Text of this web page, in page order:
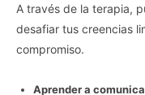
A través de la terapia,
desafiar tus creencias
compromiso.
Aprender a